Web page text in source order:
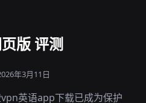
版 评测
年3月11日
英语app下载已成为保护